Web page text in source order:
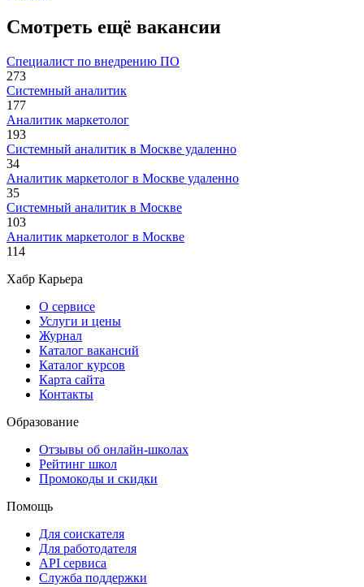
Смотреть ещё вакансии
Специалист по внедрению ПО
273
Системный аналитик
177
Аналитик маркетолог
193
Системный аналитик в Москве удаленно
34
Аналитик маркетолог в Москве удаленно
35
Системный аналитик в Москве
103
Аналитик маркетолог в Москве
114
Хабр Карьера
О сервисе
Услуги и цены
Журнал
Каталог вакансий
Каталог курсов
Карта сайта
Контакты
Образование
Отзывы об онлайн-школах
Рейтинг школ
Промокоды и скидки
Помощь
Для соискателя
Для работодателя
API сервиса
Служба поддержки